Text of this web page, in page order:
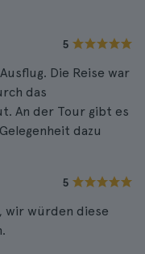
5
Die Reise war
das
An der Tour gibt es
dazu
5
wir würden diese